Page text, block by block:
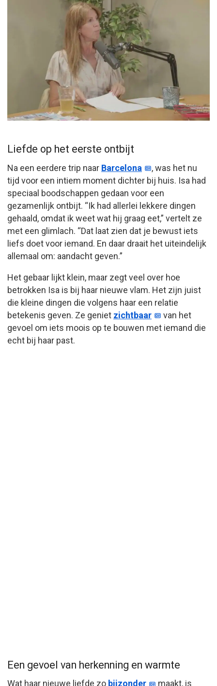
Liefde op het eerste ontbijt
Na een eerdere trip naar Barcelona
, was het nu
tijd voor een intiem moment dichter bij huis. Isa had
speciaal boodschappen gedaan voor een
gezamenlijk ontbijt. “Ik had allerlei lekkere dingen
gehaald, omdat ik weet wat hij graag eet,” vertelt ze
met een glimlach. “Dat laat zien dat je bewust iets
liefs doet voor iemand. En daar draait het uiteindelijk
allemaal om: aandacht geven.”
Het gebaar lijkt klein, maar zegt veel over hoe
betrokken Isa is bij haar nieuwe vlam. Het zijn juist
die kleine dingen die volgens haar een relatie
betekenis geven. Ze geniet zichtbaar
van het
gevoel om iets moois op te bouwen met iemand die
echt bij haar past.
Een gevoel van herkenning en warmte
Wat haar nieuwe liefde zo bijzonder maakt, is